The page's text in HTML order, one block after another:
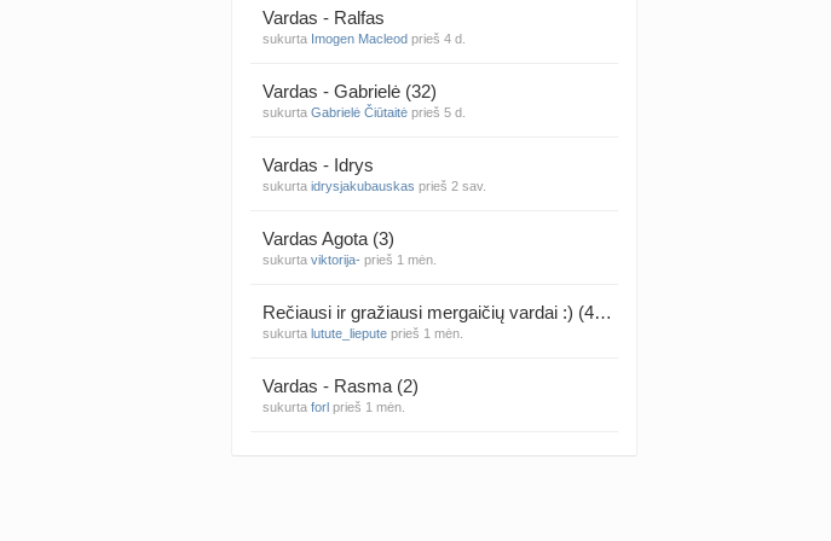
Visos temos (8000+)
Vardas - Ralfas
sukurta Imogen Macleod prieš 4 d.
Vardas - Gabrielė (32)
sukurta Gabrielė Čiūtaitė prieš 5 d.
Vardas - Idrys
sukurta idrysjakubauskas prieš 2 sav.
Vardas Agota (3)
sukurta viktorija- prieš 1 mėn.
Rečiausi ir gražiausi mergaičių vardai :) (4314)
sukurta lutute_liepute prieš 1 mėn.
Vardas - Rasma (2)
sukurta forl prieš 1 mėn.
Vardas - Mila (12)